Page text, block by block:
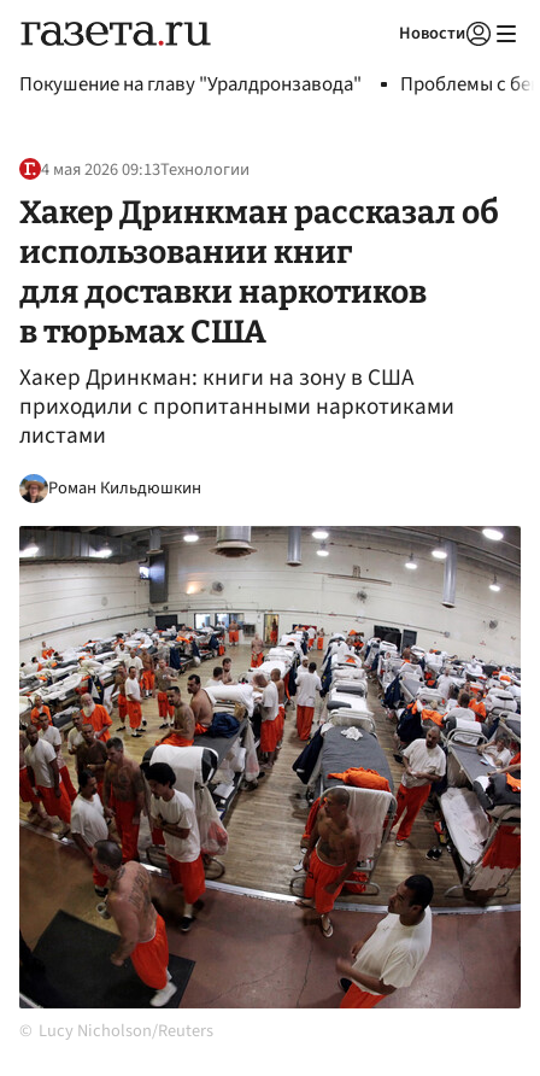
Новости
Покушение на главу "Уралдронзавода" Проблемы с
4 мая 2026 09:13Технологии
Хакер Дринкман рассказал об
использовании книг
для доставки наркотиков
в тюрьмах США
Хакер Дринкман: книги на зону в США
приходили с пропитанными наркотиками
листами
Роман Кильдюшкин
Lucy Nicholson/Reuters